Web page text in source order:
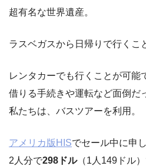
超有名な世界遺産。
ラスベガスから日帰りで行くこ
レンタカーでも行くことが可能
借りる手続きや運転など面倒だ
私たちは、バスツアーを利用。
アメリカ版HISでセール中に申し
2人分で298ドル（1人149ドル）